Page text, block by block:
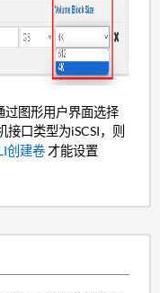
图形用户界面选择
接口类型为iSCSI，则
创建卷才能设置